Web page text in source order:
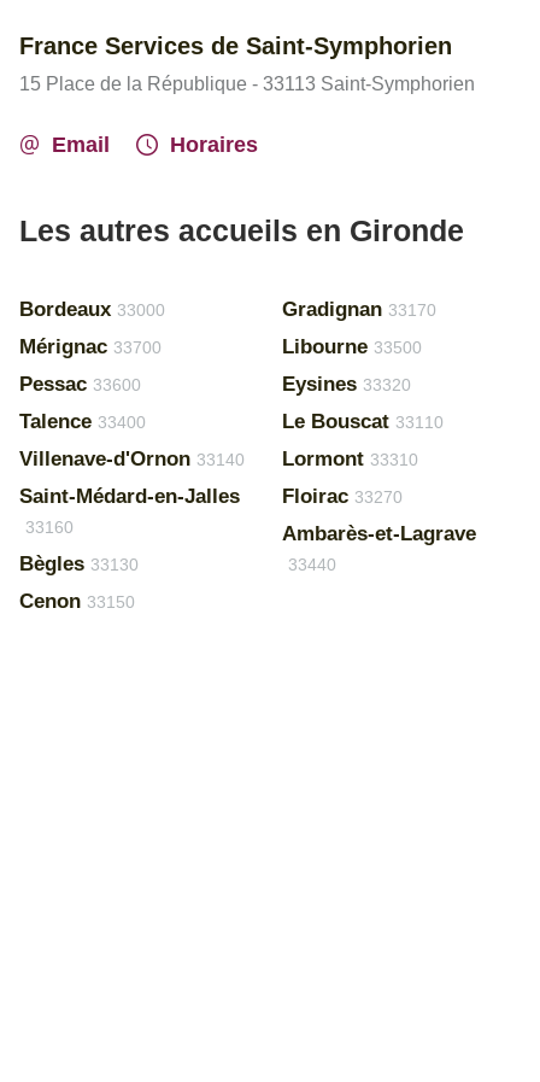
France Services de Saint-Symphorien
15 Place de la République - 33113 Saint-Symphorien
Email Horaires
Les autres accueils en Gironde
Bordeaux 33000
Mérignac 33700
Pessac 33600
Talence 33400
Villenave-d'Ornon 33140
Saint-Médard-en-Jalles
33160
Bègles 33130
Cenon 33150
Gradignan 33170
Libourne 33500
Eysines 33320
Le Bouscat 33110
Lormont 33310
Floirac 33270
Ambarès-et-Lagrave
33440